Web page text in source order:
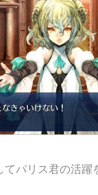
パリス君の活躍